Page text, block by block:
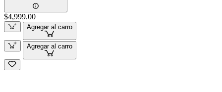
$4,999.00
Agregar al carro
Agregar al carro